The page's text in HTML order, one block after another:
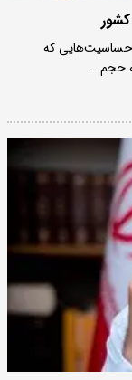
حساسیت‌هایی که
حجم…